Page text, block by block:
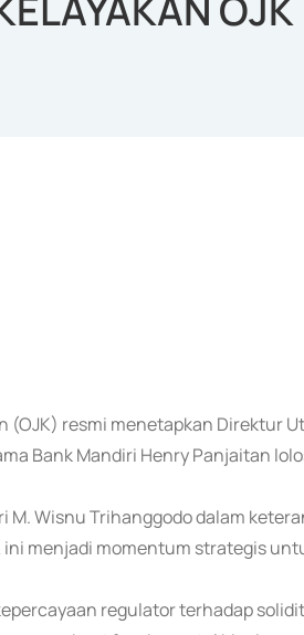
(OJK) resmi menetapkan Direktur
Bank Mandiri Henry Panjaitan
M. Wisnu Trihanggodo dalam
ini menjadi momentum strategis
regulator terhadap